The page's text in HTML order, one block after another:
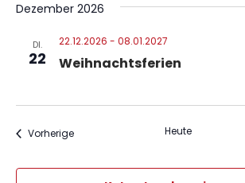
Dezember 2026
DI.
22 Weihnachtsferien
22.12.2026 - 08.01.2027
VorherigeVeranstaltungen Heute